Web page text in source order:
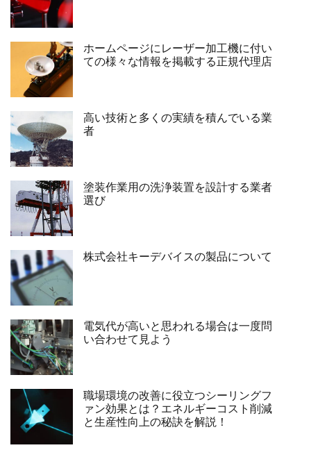
ホームページにレーザー加工機に付い
ての様々な情報を掲載する正規代理店
高い技術と多くの実績を積んでいる業
者
塗装作業用の洗浄装置を設計する業者
選び
株式会社キーデバイスの製品について
電気代が高いと思われる場合は一度問
い合わせて見よう
職場環境の改善に役立つシーリングフ
ァン効果とは？エネルギーコスト削減
と生産性向上の秘訣を解説！